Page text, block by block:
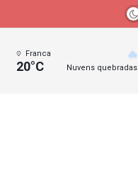
Franca
20°C Nuvens quebradas